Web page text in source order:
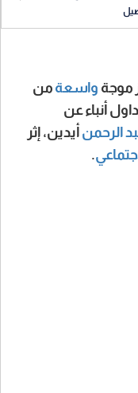
موجة واسعة من
أنباء عن
الرحمن أيدين، إثر
.